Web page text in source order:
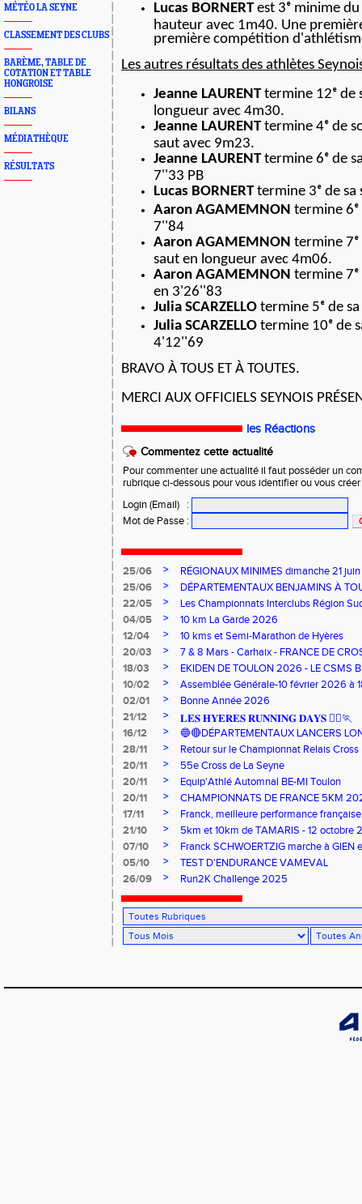
MÉTÉO LA SEYNE
CLASSEMENT DES CLUBS
BARÈME, TABLE DE
COTATION ET TABLE
HONGROISE
BILANS
MÉDIATHÈQUE
RÉSULTATS
Lucas BORNERTest 3ᵉ minime
hauteur avec 1m40. Une
première compétition
Les autres résultats des athlètes
Jeanne LAURENTtermine 12ᵉ de
longueur avec 4m30.
Jeanne LAURENTtermine 4ᵉ de
saut avec 9m23.
Jeanne LAURENTtermine 6ᵉ de
7''33 PB
Lucas BORNERTtermine 3ᵉ de sa
Aaron AGAMEMNON termine 6ᵉ
7''84
Aaron AGAMEMNON termine
saut en longueur avec 4m06.
Aaron AGAMEMNON termine 7ᵉ
en 3'26''83
Julia SCARZELLO termine 5ᵉ de
Julia SCARZELLO termine 10ᵉ de
4'12''69
BRAVO À TOUS ET À TOUTES.
MERCI AUX OFFICIELS SEYNOIS
les Réactions
Commentez cette actualité
Pour commenter une actualité il faut posséder un
rubrique ci-dessous pour vous identifier ou vous
Login (Email)
:
Mot de Passe :
25/06 >
RÉGIONAUX MINIMES dimanche 21
25/06
>
DÉPARTEMENTAUX BENJAMINS À
22/05
>
Les Championnats Interclubs Région
04/05
>
10 km La Garde 2026
12/04
>
10 kms et Semi-Marathon de Hyères
20/03
>
7 & 8 Mars - Carhaix - FRANCE DE
18/03
>
EKIDEN DE TOULON 2026 - LE CSMS
10/02
>
Assemblée Générale-10 février 2026 à
02/01
>
Bonne Année 2026
21/12
>
𝐋𝐄𝐒 𝐇𝐘𝐄𝐑𝐄𝐒 𝐑𝐔𝐍𝐍𝐈𝐍𝐆 𝐃𝐀𝐘𝐒 🏃‍♀️🏃
16/12
>
🔵🔴DÉPARTEMENTAUX LANCERS
28/11
>
Retour sur le Championnat Relais Cross
20/11
>
55e Cross de La Seyne
20/11
>
Equip'Athlé Automnal BE-MI Toulon
20/11
>
CHAMPIONNATS DE FRANCE 5KM
17/11
>
Franck, meilleure performance
21/10
>
5km et 10km de TAMARIS - 12 octobre
07/10
>
Franck SCHWOERTZIG marche à GIEN
05/10
>
TEST D'ENDURANCE VAMEVAL
26/09
> Run2K Challenge 2025